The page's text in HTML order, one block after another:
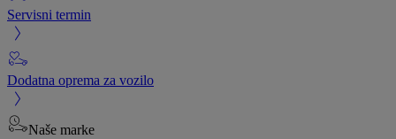
Servisni termin
Dodatna oprema za vozilo
Naše marke